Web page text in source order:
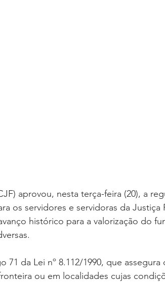
aprovou, nesta terça-feira (20), a
os servidores e servidoras da Justiça
histórico para a valorização do
71 da Lei nº 8.112/1990, que
ou em localidades cujas